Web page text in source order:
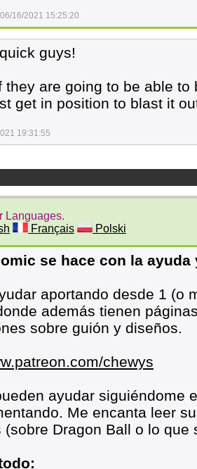
06/16/2021 15:25:20
guys!
they are going to be able
get in position to blast it
19:31:55
Languages.
Français Polski
se hace con la
aportando desde 1 (o
además tienen
sobre guión y diseños.
chewys
ayudar siguiéndome
Me encanta leer
(sobre Dragon Ball o lo que